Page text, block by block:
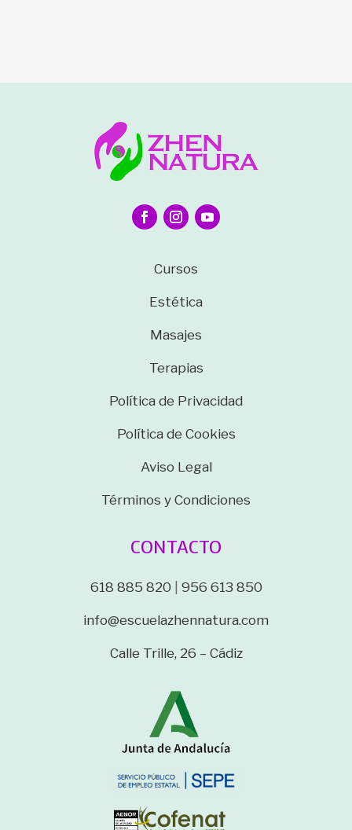
Cursos
Estética
Masajes
Terapias
Política de Privacidad
Política de Cookies
Aviso Legal
Términos y Condiciones
CONTACTO
618 885 820 956 613 850
info@escuelazhennatura.com
Calle Trille, 26 – Cádiz